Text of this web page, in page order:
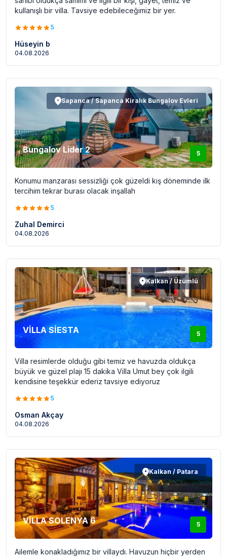
kullanışlı bir villa. Tavsiye edebileceğimiz bir yer.
5
Hüseyin b
04.08.2026
Sapanca / Sapanca Kiralık Bungalov Evleri
5
Bungalov Lider 2
Konumu manzarası sessizliği çok güzeldi kış döneminde ilk
tercihim tekrar burası olacak inşallah
5
Zuhal Demirci
04.08.2026
Kalkan / Üzümlü
5
VİLLA SİESTA
Villa resimlerde olduğu gibi temiz ve havuzda oldukça
büyük ve güzel plajı 15 dakika Villa Umut bey çok ilgili
kendisine teşekkür ederiz tavsiye ediyoruz
5
Osman Akçay
04.08.2026
Kalkan / Patara
5
VİLLA SOLENYA 6
Ailemle konakladığımız bir villaydı. Havuzun hiçbir yerden